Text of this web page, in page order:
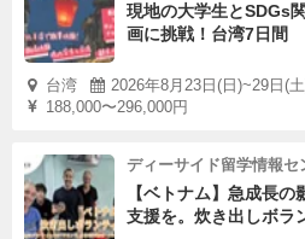
現地の大学生とSDGs
画に挑戦！台湾7日間
台湾
2026年8月23日(日)~29日(
188,000〜296,000円
ディーサイド留学情報セ
【ベトナム】急成長
支援を。炊き出しボラ